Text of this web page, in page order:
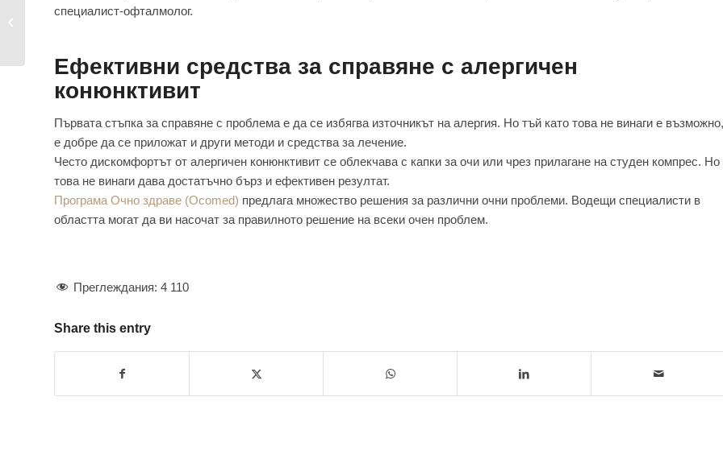
специалист-офталмолог.
Ефективни средства за справяне с алергичен
конюнктивит
Първата стъпка за справяне с проблема е да се избягва източникът на алергия. Но тъй като това не винаги е възможно,
е добре да се приложат и други методи и средства за лечение.
Често дискомфортът от алергичен конюнктивит се облекчава с капки за очи или чрез прилагане на студен компрес. Но
това не винаги дава достатъчно бърз и ефективен резултат.
Програма Очно здраве (Ocomed) предлага множество решения за различни очни проблеми. Водещи специалисти в
областта могат да ви насочат за правилното решение на всеки очен проблем.
Преглеждания: 4 110
Share this entry
диабетици отвъд